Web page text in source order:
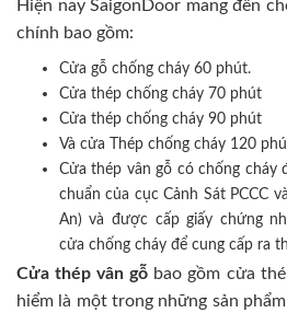
Hiện nay SaigonDoor mang đến
chính bao gồm:
Cửa gỗ chống cháy 60 phút.
Cửa thép chống cháy 70 phút
Cửa thép chống cháy 90 phút
Và cửa Thép chống cháy 120
Cửa thép vân gỗ có chống
chuẩn của cục Cảnh Sát PCCC
An) và được cấp giấy chứng
cửa chống cháy để cung cấp ra
Cửa thép vân gỗ bao gồm cửa
hiểm là một trong những sản